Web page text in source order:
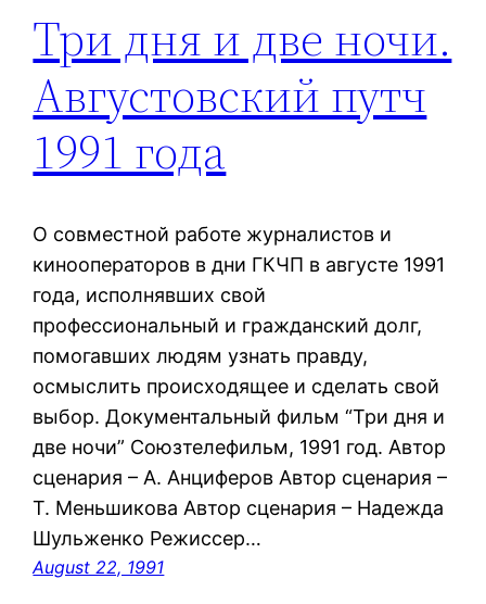
Три дня и две ночи.
Августовский путч
1991 года
О совместной работе журналистов и
кинооператоров в дни ГКЧП в августе 1991
года, исполнявших свой
профессиональный и гражданский долг,
помогавших людям узнать правду,
осмыслить происходящее и сделать свой
выбор. Документальный фильм “Три дня и
две ночи” Союзтелефильм, 1991 год. Автор
сценария – А. Анциферов Автор сценария –
Т. Меньшикова Автор сценария – Надежда
Шульженко Режиссер…
August 22, 1991